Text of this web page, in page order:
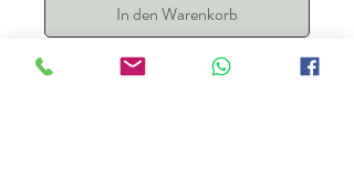
In den Warenkorb
Edle Maldon Salzflocken (England)